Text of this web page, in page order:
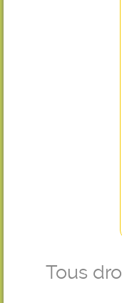
Tous